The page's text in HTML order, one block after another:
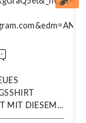
MIT DIESEM